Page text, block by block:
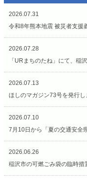
2026.07.31
令和8年熊本地震 被災者支援
2026.07.28
「URまちのたね」にて、稲沢市シテ
2026.07.13
ほしのマガジン73号を発行し
2026.07.10
7月10日から「夏の交通安全
2026.06.26
稲沢市の可燃ごみ袋の臨時措